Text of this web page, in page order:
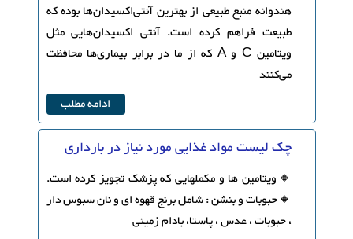
هندوانه منبع طبیعی از بهترین آنتی‌‌اکسیدان‌ها بوده که
طبیعت فراهم کرده است. آنتی ‌اکسیدان‌هایی مثل
ویتامین‌ C و A که از ما در برابر بیماری‌ها محافظت
می‌کنند
ادامه مطلب
چک لیست مواد غذایی مورد نیاز در بارداری
🔸ویتامین ها و مکملهایی که پزشک تجویز کرده است.
🔸حبوبات و بنشن : شامل برنج قهوه ای و نان سبوس دار
، حبوبات ، عدس ، پاستا، بادام زمینی